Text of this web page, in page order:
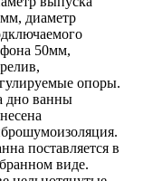
диаметр
50мм,
опоры.
дно ванны
поставляется в
виде.